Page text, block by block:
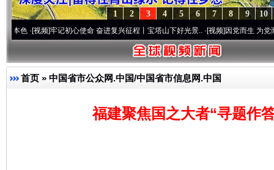
10
9
8
7
6
5
4
3
2
1
牢记初心使命 奋进复兴征程丨宝塔山下好光景..·[视频]因党而生 为党而战——百年
首页 » 中国省市公众网.中国/中国省市信息网.中国
福建聚焦国之大者“寻题作